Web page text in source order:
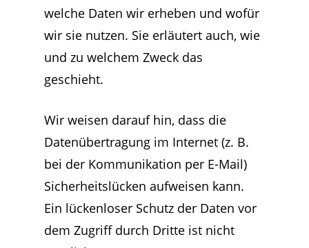
welche Daten wir erheben und wofür
wir sie nutzen. Sie erläutert auch, wie
und zu welchem Zweck das
geschieht.
Wir weisen darauf hin, dass die
Datenübertragung im Internet (z. B.
bei der Kommunikation per E-Mail)
Sicherheitslücken aufweisen kann.
Ein lückenloser Schutz der Daten vor
dem Zugriff durch Dritte ist nicht